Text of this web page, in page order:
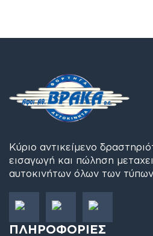
Κύριο αντικείμενο
εισαγωγή και πώληση
αυτοκινήτων όλων των τύπων
ΠΛΗΡΟΦΟΡΙΕΣ